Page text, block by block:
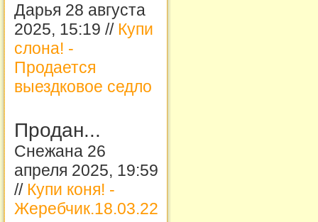
Дарья 28 августа
2025, 15:19 // Купи
слона! -
Продается
выездковое седло
Продан...
Снежана 26
апреля 2025, 19:59
// Купи коня! -
Жеребчик.18.03.22